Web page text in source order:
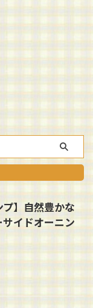
プ】自然豊かな
イドオーニン